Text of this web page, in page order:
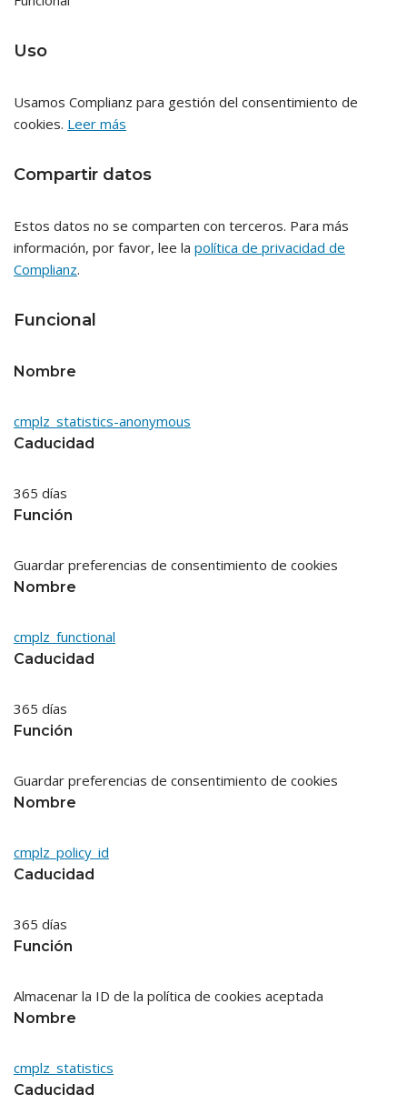
Uso
Usamos Complianz para gestión del consentimiento de
cookies. Leer más
Compartir datos
Estos datos no se comparten con terceros. Para más
información, por favor, lee la política de privacidad de
Complianz.
Funcional
Nombre
cmplz_statistics-anonymous
Caducidad
365 días
Función
Guardar preferencias de consentimiento de cookies
Nombre
cmplz_functional
Caducidad
365 días
Función
Guardar preferencias de consentimiento de cookies
Nombre
cmplz_policy_id
Caducidad
365 días
Función
Almacenar la ID de la política de cookies aceptada
Nombre
cmplz_statistics
Caducidad